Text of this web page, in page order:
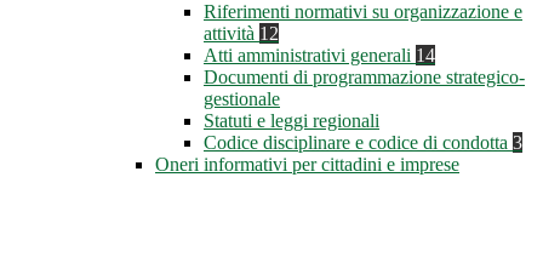
Riferimenti normativi su organizzazione e
attività 12
Atti amministrativi generali 14
Documenti di programmazione strategico-
gestionale
Statuti e leggi regionali
Codice disciplinare e codice di condotta 3
Oneri informativi per cittadini e imprese